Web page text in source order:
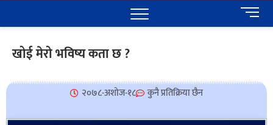
M
e
u
o
खोई मेरो भविष्य कता छ ?
२०७८-अशोज-१८ कुनै प्रतिक्रिया छैन